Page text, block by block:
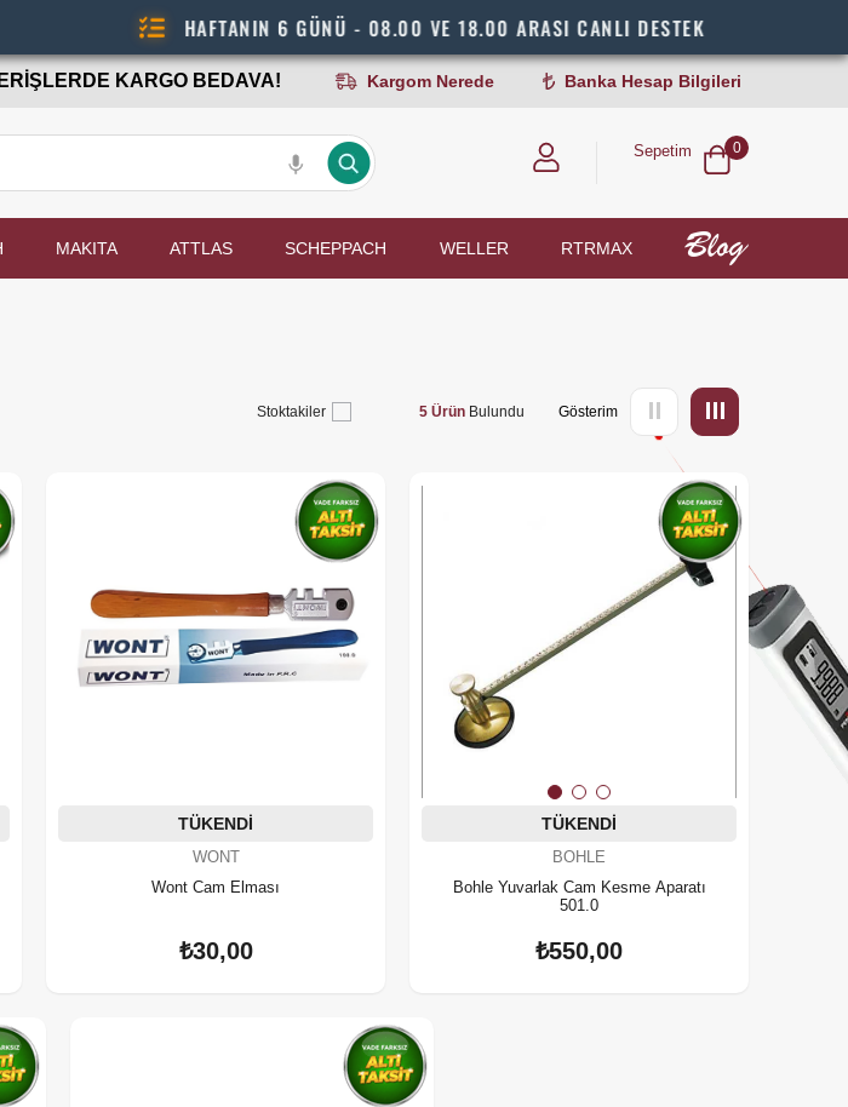
HAFTANIN 6 GÜNÜ - 08.00 VE 18.00 ARASI CANLI DESTEK
KARGO BEDAVA! Kargom Nerede Banka Hesap Bilgileri
Sepetim 0
MAKITA ATTLAS SCHEPPACH WELLER RTRMAX
Stoktakiler 5 Ürün
TÜKENDI
WONT
Wont Cam Elması
₺30,00
TÜKENDI
BOHLE
Bohle Yuvarlak Cam Kesme Aparatı
501.0
₺550,00